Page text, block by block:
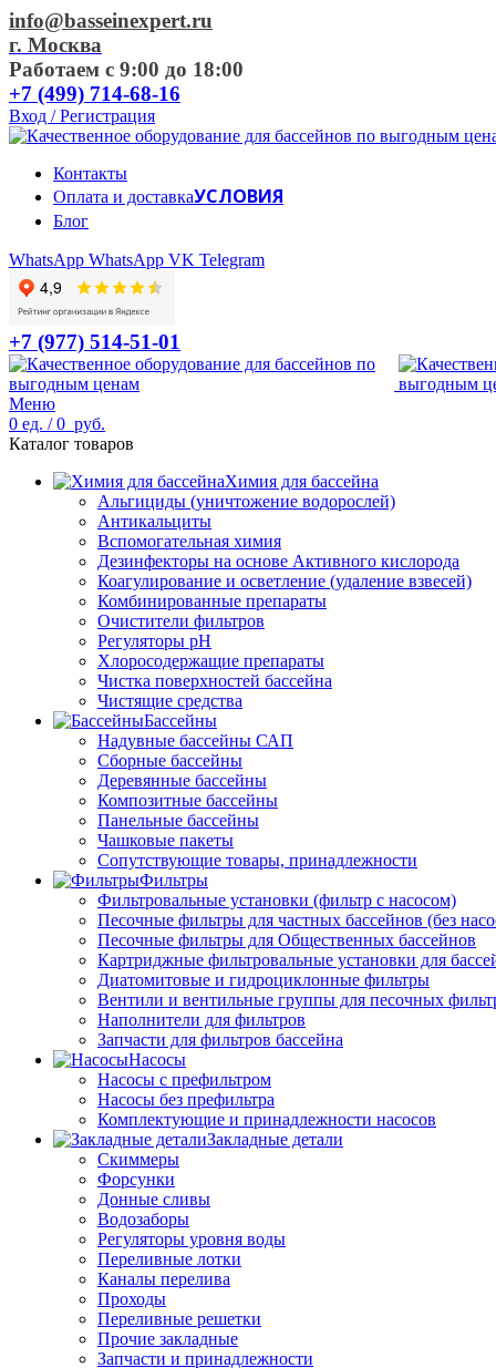
info@basseinexpert.ru
г. Москва
Работаем с 9:00 до 18:00
+7 (499) 714-68-16
Вход / Регистрация
Контакты
Оплата и доставкаУСЛОВИЯ
Блог
WhatsApp WhatsApp VK Telegram
+7 (977) 514-51-01
Меню
0 ед. / 0 руб.
Каталог товаров
Химия для бассейна
Альгициды (уничтожение водорослей)
Антикальциты
Вспомогательная химия
Дезинфекторы на основе Активного кислорода
Коагулирование и осветление (удаление взвесей)
Комбинированные препараты
Очистители фильтров
Регуляторы pH
Хлоросодержащие препараты
Чистка поверхностей бассейна
Чистящие средства
Бассейны
Надувные бассейны САП
Сборные бассейны
Деревянные бассейны
Композитные бассейны
Панельные бассейны
Чашковые пакеты
Сопутствующие товары, принадлежности
Фильтры
Фильтровальные установки (фильтр с насосом)
Песочные фильтры для частных бассейнов (без
Песочные фильтры для Общественных бассейнов
Картриджные фильтровальные установки для
Диатомитовые и гидроциклонные фильтры
Вентили и вентильные группы для песочных
Наполнители для фильтров
Запчасти для фильтров бассейна
Насосы
Насосы с префильтром
Насосы без префильтра
Комплектующие и принадлежности насосов
Закладные детали
Скиммеры
Форсунки
Донные сливы
Водозаборы
Регуляторы уровня воды
Переливные лотки
Каналы перелива
Проходы
Переливные решетки
Прочие закладные
Запчасти и принадлежности